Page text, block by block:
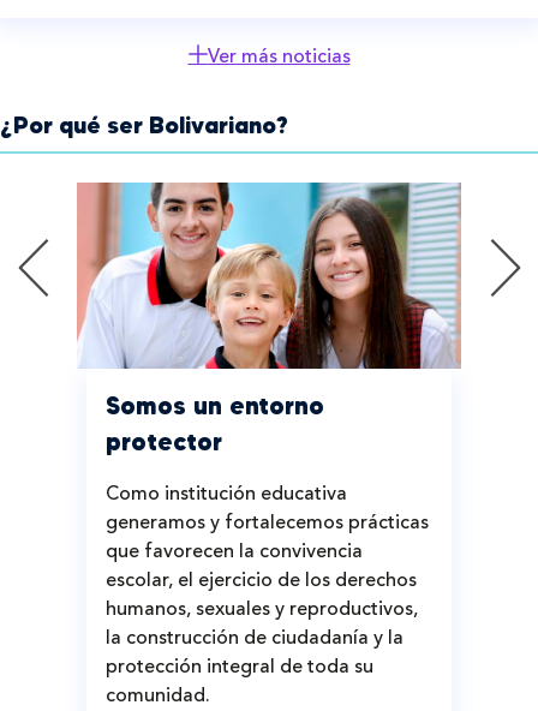
Ver más noticias
¿Por qué ser Bolivariano?
Somos un entorno
protector
Como institución educativa
generamos y fortalecemos prácticas
que favorecen la convivencia
escolar, el ejercicio de los derechos
humanos, sexuales y reproductivos,
la construcción de ciudadanía y la
protección integral de toda su
comunidad.